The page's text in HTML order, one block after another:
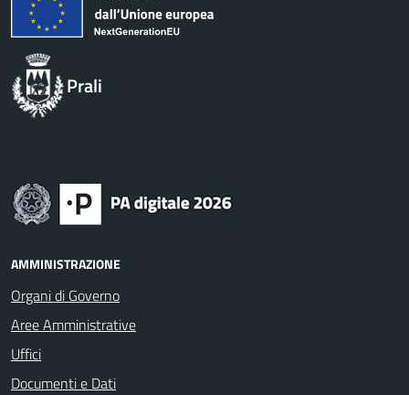
Prali
AMMINISTRAZIONE
Organi di Governo
Aree Amministrative
Uffici
Documenti e Dati